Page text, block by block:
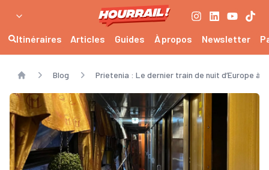
Itinéraires Articles Guides À propos Newsletter
Home
Blog Prietenia : Le dernier train de nuit d’Europe à